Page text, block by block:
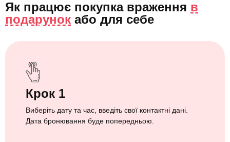
Як працює покупка враження в
подарунок або для себе
Крок 1
Виберіть дату та час, введіть свої контактні дані.
Дата бронювання буде попередньою.